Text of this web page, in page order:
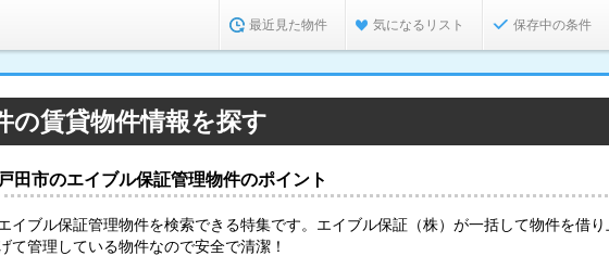
最近見た物件 気になるリスト 保存中の条件
の賃貸物件情報を探す
戸田市のエイブル保証管理物件のポイント
イブル保証管理物件を検索できる特集です。エイブル保証（株）が一括して物件を借り
て管理している物件なので安全で清潔！